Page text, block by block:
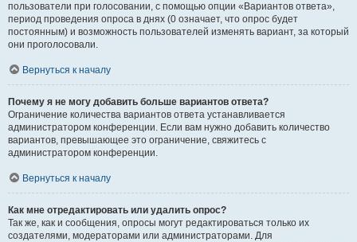
пользователи при голосовании, с помощью опции «Вариантов ответа»,
период проведения опроса в днях (0 означает, что опрос будет
постоянным) и возможность пользователей изменять вариант, за который
они проголосовали.
Вернуться к началу
Почему я не могу добавить больше вариантов ответа?
Ограничение количества вариантов ответа устанавливается
администратором конференции. Если вам нужно добавить количество
вариантов, превышающее это ограничение, свяжитесь с
администратором конференции.
Вернуться к началу
Как мне отредактировать или удалить опрос?
Так же, как и сообщения, опросы могут редактироваться только их
создателями, модераторами или администраторами. Для